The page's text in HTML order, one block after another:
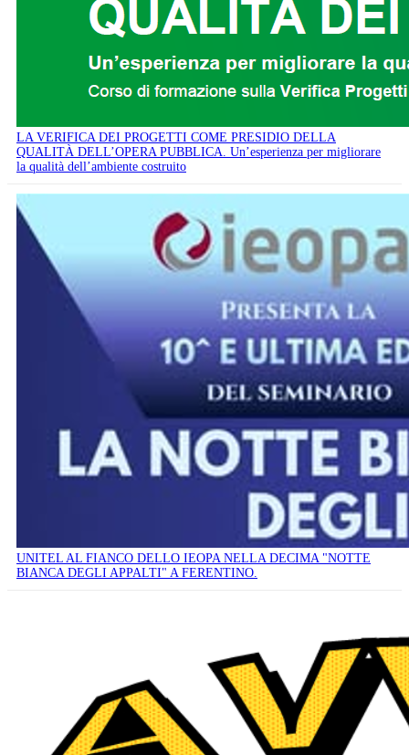
LA VERIFICA DEI PROGETTI COME PRESIDIO DELLA
QUALITÀ DELL’OPERA PUBBLICA. Un’esperienza per migliorare
la qualità dell’ambiente costruito
UNITEL AL FIANCO DELLO IEOPA NELLA DECIMA "NOTTE
BIANCA DEGLI APPALTI" A FERENTINO.